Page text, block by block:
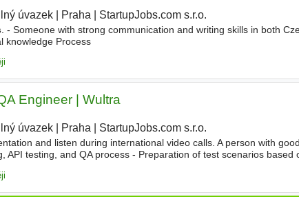
úvazek| Praha StartupJobs.com s.r.o.
. - Someone with strong communication and writing skills in both
knowledge Process
Engineer | Wultra
úvazek| Praha| StartupJobs.com s.r.o.
and listen during international video calls. A person with
API testing, and QA process - Preparation of test scenarios based